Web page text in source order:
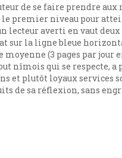
de se faire prendre
premier niveau pour
averti en vaut deux
sur la ligne bleue
(3 pages par jour
nîmois qui se
et plutôt loyaux services
de sa réflexion, sans